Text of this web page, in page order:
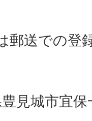
郵送での登
見城市宜